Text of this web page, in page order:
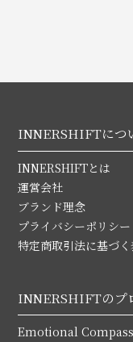
INNERSHIFTにつ
INNERSHIFTとは
運営会社
ブランド理念
プライバシーポリシー
特定商取引法に基づ
INNERSHIFTのプ
Emotional Compass